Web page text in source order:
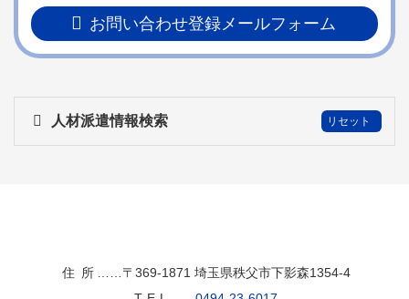
へ
お問い合わせ登録メールフォーム
人材派遣情報検索
ヤマトセイコー
住所……〒369-1871 埼玉県秩父市下影森1354-4